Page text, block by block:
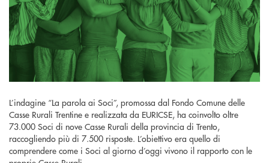
L’indagine “La parola ai Soci”, promossa dal Fondo Comune delle
Casse Rurali Trentine e realizzata da EURICSE, ha coinvolto oltre
73.000 Soci di nove Casse Rurali della provincia di Trento,
raccogliendo più di 7.500 risposte. L’obiettivo era quello di
comprendere come i Soci al giorno d’oggi vivono il rapporto con le